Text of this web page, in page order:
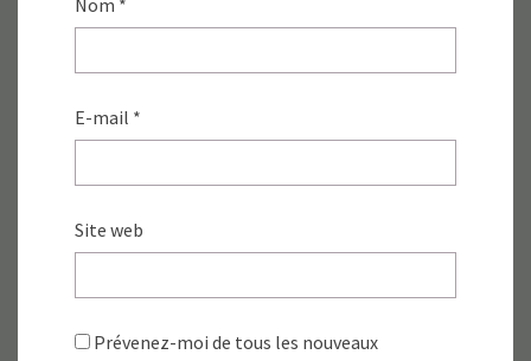
Nom *
E-mail *
Site web
Prévenez-moi de tous les nouveaux